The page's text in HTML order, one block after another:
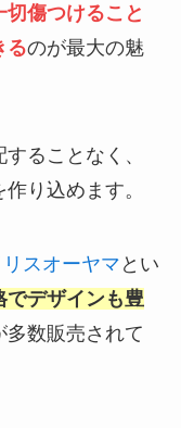
傷つけること
るのが最大の魅
ることなく、
り込めます。
スオーヤマ とい
でデザインも豊
多数販売されて